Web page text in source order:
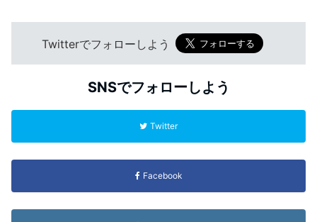
Twitterでフォローしよう
SNSでフォローしよう
Twitter
Facebook